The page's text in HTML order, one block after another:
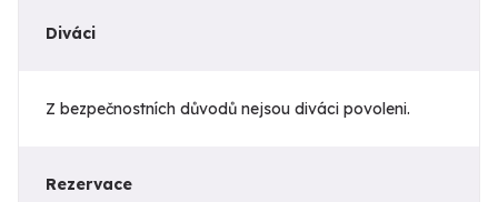
Diváci
Z bezpečnostních důvodů nejsou diváci povoleni.
Rezervace